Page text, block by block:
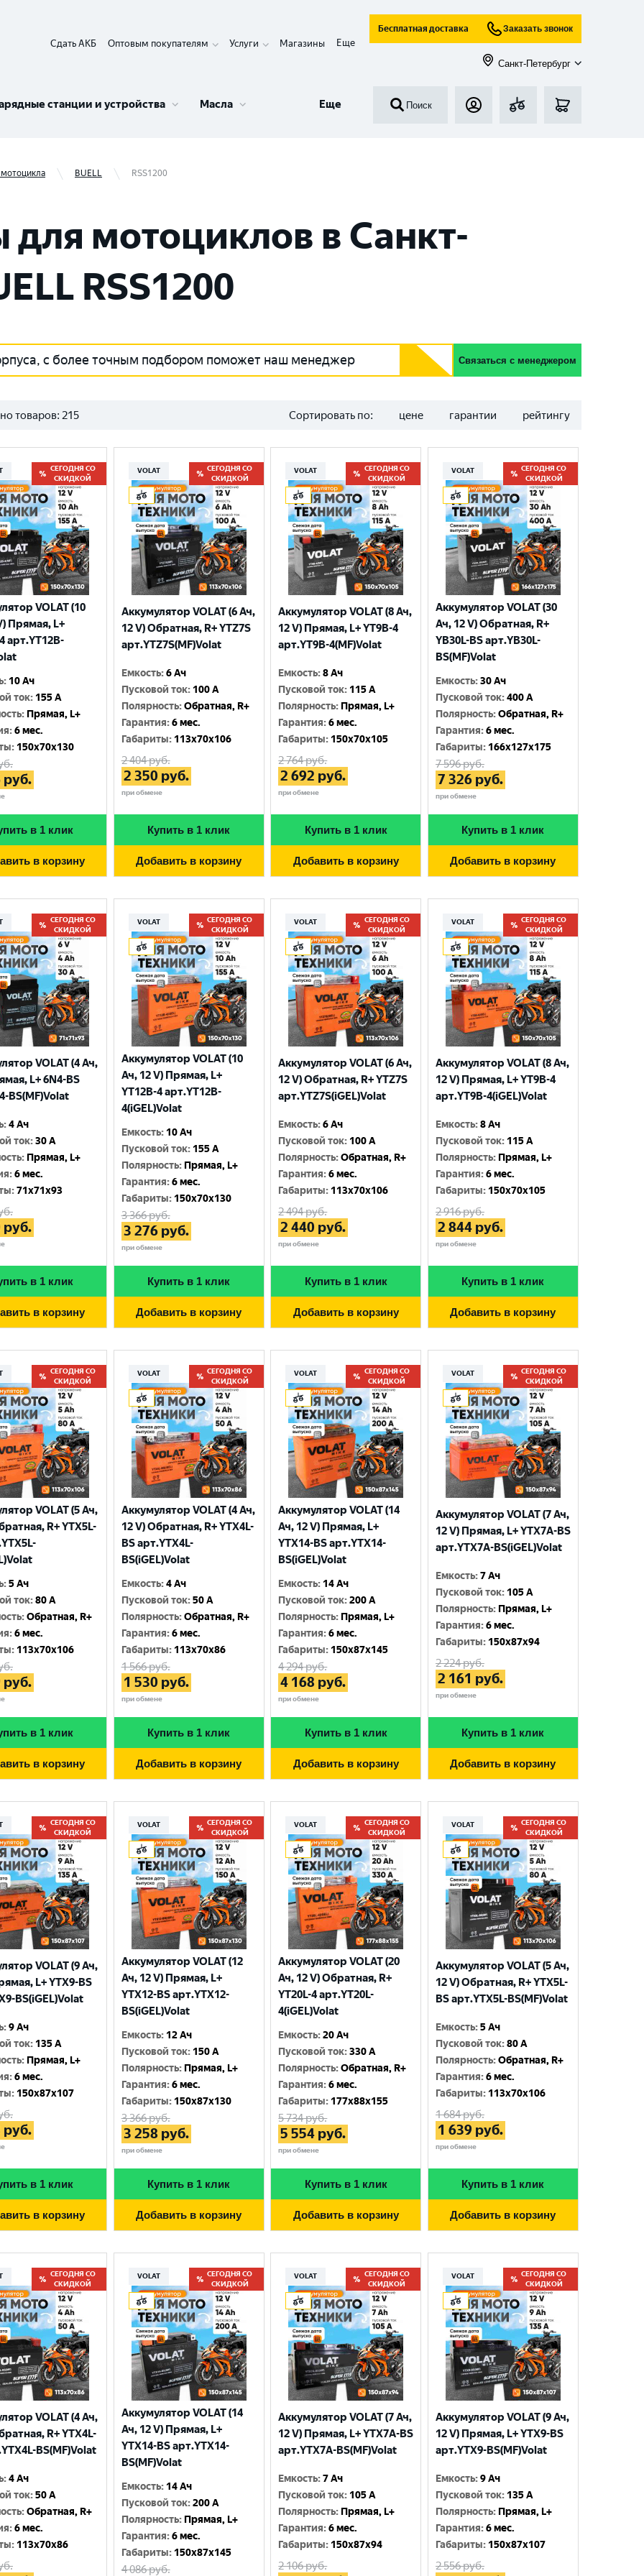
Сдать АКБ Оптовым покупателям Услуги Магазины Еще
Бесплатная доставка Заказать звонок
Санкт-Петербург
станции и устройства Масла Еще Поиск
BUELL RSS1200
мотоциклов в Санкт-
RSS1200
с более точным подбором поможет наш менеджер Связаться с менеджером
товаров: 215 Сортировать по: цене гарантии рейтингу
СЕГОДНЯ СО
СКИДКОЙ
VOLAT (10
Прямая, L+
арт.YT12B-
: 10 Ач
ток: 155 A
: Прямая, L+
:6 мес.
: 150x70x130
руб.
в 1 клик
в корзину
VOLAT
СЕГОДНЯ СО
СКИДКОЙ
Аккумулятор VOLAT (6 Ач,
12 V) Обратная, R+ YTZ7S
арт.YTZ7S(MF)Volat
Емкость:6 Ач
Пусковой ток: 100 A
Полярность:Обратная, R+
Гарантия:6 мес.
Габариты: 113x70x106
2 404руб.
2 350 руб.
при обмене
Купить в 1 клик
Добавить в корзину
VOLAT
СЕГОДНЯ СО
СКИДКОЙ
Аккумулятор VOLAT (8 Ач,
12 V) Прямая, L+ YT9B-4
арт.YT9B-4(MF)Volat
Емкость:8 Ач
Пусковой ток: 115 A
Полярность: Прямая, L+
Гарантия:6 мес.
Габариты: 150x70x105
2 764руб.
2 692 руб.
при обмене
Купить в 1 клик
Добавить в корзину
VOLAT
СЕГОДНЯ СО
СКИДКОЙ
Аккумулятор VOLAT (30
Ач, 12 V) Обратная, R+
YB30L-BS арт.YB30L-
BS(MF)Volat
Емкость:30 Ач
Пусковой ток:400 A
Полярность:Обратная, R+
Гарантия:6 мес.
Габариты: 166x127x175
7 596руб.
7 326руб.
при обмене
Купить в 1 клик
Добавить в корзину
СЕГОДНЯ СО
СКИДКОЙ
VOLAT (4 Ач,
L+ 6N4-BS
BS(MF)Volat
:4 Ач
ток:30 A
: Прямая, L+
:6 мес.
:71x71x93
руб.
в 1 клик
в корзину
VOLAT
СЕГОДНЯ СО
СКИДКОЙ
Аккумулятор VOLAT (10
Ач, 12 V) Прямая, L+
YT12B-4 арт.YT12B-
4(iGEL)Volat
Емкость: 10 Ач
Пусковой ток: 155 A
Полярность: Прямая, L+
Гарантия:6 мес.
Габариты: 150x70x130
3 366руб.
3 276руб.
при обмене
Купить в 1 клик
Добавить в корзину
VOLAT
СЕГОДНЯ СО
СКИДКОЙ
Аккумулятор VOLAT (6 Ач,
12 V) Обратная, R+ YTZ7S
арт.YTZ7S(iGEL)Volat
Емкость:6 Ач
Пусковой ток: 100 A
Полярность:Обратная, R+
Гарантия:6 мес.
Габариты: 113x70x106
2 494руб.
2 440 руб.
при обмене
Купить в 1 клик
Добавить в корзину
VOLAT
СЕГОДНЯ СО
СКИДКОЙ
Аккумулятор VOLAT (8 Ач,
12 V) Прямая, L+ YT9B-4
арт.YT9B-4(iGEL)Volat
Емкость:8 Ач
Пусковой ток: 115 A
Полярность: Прямая, L+
Гарантия:6 мес.
Габариты: 150x70x105
2 916руб.
2 844руб.
при обмене
Купить в 1 клик
Добавить в корзину
СЕГОДНЯ СО
СКИДКОЙ
VOLAT (5 Ач,
R+ YTX5L-
:5 Ач
ток:80 A
:Обратная, R+
:6 мес.
: 113x70x106
руб.
в 1 клик
в корзину
VOLAT
СЕГОДНЯ СО
СКИДКОЙ
Аккумулятор VOLAT (4 Ач,
12 V) Обратная, R+ YTX4L-
BS арт.YTX4L-
BS(iGEL)Volat
Емкость:4 Ач
Пусковой ток:50 A
Полярность:Обратная, R+
Гарантия:6 мес.
Габариты: 113x70x86
1 566руб.
1 530 руб.
при обмене
Купить в 1 клик
Добавить в корзину
VOLAT
СЕГОДНЯ СО
СКИДКОЙ
Аккумулятор VOLAT (14
Ач, 12 V) Прямая, L+
YTX14-BS арт.YTX14-
BS(iGEL)Volat
Емкость: 14 Ач
Пусковой ток:200 A
Полярность: Прямая, L+
Гарантия:6 мес.
Габариты: 150x87x145
4 294руб.
4 168 руб.
при обмене
Купить в 1 клик
Добавить в корзину
VOLAT
СЕГОДНЯ СО
СКИДКОЙ
Аккумулятор VOLAT (7 Ач,
12 V) Прямая, L+ YTX7A-BS
арт.YTX7A-BS(iGEL)Volat
Емкость:7 Ач
Пусковой ток: 105 A
Полярность: Прямая, L+
Гарантия:6 мес.
Габариты: 150x87x94
2 224руб.
2 161 руб.
при обмене
Купить в 1 клик
Добавить в корзину
СЕГОДНЯ СО
СКИДКОЙ
VOLAT (9 Ач,
L+ YTX9-BS
BS(iGEL)Volat
:9 Ач
ток: 135 A
: Прямая, L+
:6 мес.
: 150x87x107
руб.
в 1 клик
в корзину
VOLAT
СЕГОДНЯ СО
СКИДКОЙ
Аккумулятор VOLAT (12
Ач, 12 V) Прямая, L+
YTX12-BS арт.YTX12-
BS(iGEL)Volat
Емкость: 12 Ач
Пусковой ток: 150 A
Полярность: Прямая, L+
Гарантия:6 мес.
Габариты: 150x87x130
3 366руб.
3 258 руб.
при обмене
Купить в 1 клик
Добавить в корзину
VOLAT
СЕГОДНЯ СО
СКИДКОЙ
Аккумулятор VOLAT (20
Ач, 12 V) Обратная, R+
YT20L-4 арт.YT20L-
4(iGEL)Volat
Емкость:20 Ач
Пусковой ток:330 A
Полярность:Обратная, R+
Гарантия:6 мес.
Габариты: 177x88x155
5 734руб.
5 554 руб.
при обмене
Купить в 1 клик
Добавить в корзину
VOLAT
СЕГОДНЯ СО
СКИДКОЙ
Аккумулятор VOLAT (5 Ач,
12 V) Обратная, R+ YTX5L-
BS арт.YTX5L-BS(MF)Volat
Емкость:5 Ач
Пусковой ток:80 A
Полярность:Обратная, R+
Гарантия:6 мес.
Габариты: 113x70x106
1 684руб.
1 639 руб.
при обмене
Купить в 1 клик
Добавить в корзину
СЕГОДНЯ СО
СКИДКОЙ
VOLAT (4 Ач,
R+ YTX4L-
BS(MF)Volat
:4 Ач
ток:50 A
:Обратная, R+
:6 мес.
: 113x70x86
VOLAT
СЕГОДНЯ СО
СКИДКОЙ
Аккумулятор VOLAT (14
Ач, 12 V) Прямая, L+
YTX14-BS арт.YTX14-
BS(MF)Volat
Емкость: 14 Ач
Пусковой ток:200 A
Полярность: Прямая, L+
Гарантия:6 мес.
Габариты: 150x87x145
4 086руб.
VOLAT
СЕГОДНЯ СО
СКИДКОЙ
Аккумулятор VOLAT (7 Ач,
12 V) Прямая, L+ YTX7A-BS
арт.YTX7A-BS(MF)Volat
Емкость:7 Ач
Пусковой ток: 105 A
Полярность: Прямая, L+
Гарантия:6 мес.
Габариты: 150x87x94
2 106руб.
VOLAT
СЕГОДНЯ СО
СКИДКОЙ
Аккумулятор VOLAT (9 Ач,
12 V) Прямая, L+ YTX9-BS
арт.YTX9-BS(MF)Volat
Емкость:9 Ач
Пусковой ток: 135 A
Полярность: Прямая, L+
Гарантия:6 мес.
Габариты: 150x87x107
2 556руб.
Выберите ваш город
Великий Новгород
Москва
Санкт-Петербург
Смоленск